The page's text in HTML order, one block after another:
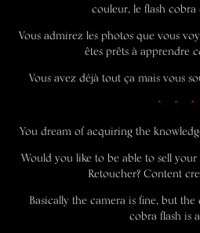
couleur, le flash cobra
Vous admirez les photos que vous
êtes prêts à apprendre
Vous avez déjà tout ça mais vous
* * *
You dream of acquiring the
Would you like to be able to sell your
Retoucher? Content
Basically the camera is fine, but
cobra flash is a